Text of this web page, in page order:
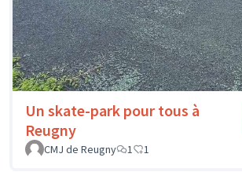
Un skate-park pour tous à
Reugny
CMJ de Reugny
1 1